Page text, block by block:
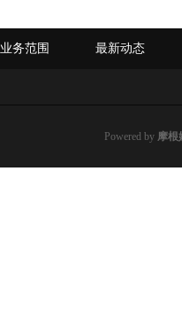
业务范围 最新动态
Powered by 摩根